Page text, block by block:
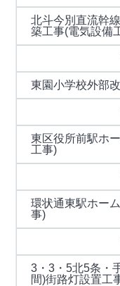
北斗今別直流幹
築工事(電気設備
東園小学校外部
東区役所前駅ホ
工事)
環状通東駅ホー
事)
3・3・5北5条・
間)街路灯設置工